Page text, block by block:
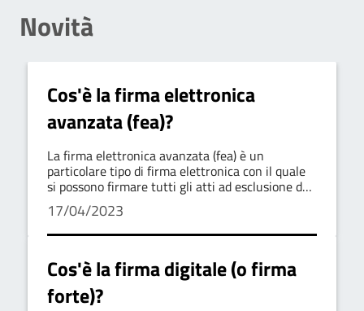
Novità
Cos'è la firma elettronica
avanzata (fea)?
La firma elettronica avanzata (fea) è un
particolare tipo di firma elettronica con il quale
si possono firmare tutti gli atti ad esclusione dei
contratti relativi a beni immobili (per i quali è
richiesta l'apposizione della firma digitale)
17/04/2023
Cos'è la firma digitale (o firma
forte)?